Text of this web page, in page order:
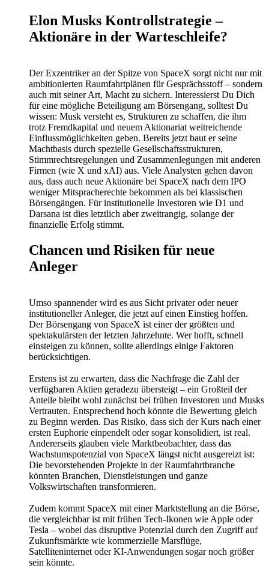
Elon Musks Kontrollstrategie –
Aktionäre in der Warteschleife?
Der Exzentriker an der Spitze von SpaceX sorgt nicht nur mit
ambitionierten Raumfahrtplänen für Gesprächsstoff – sondern
auch mit seiner Art, Macht zu sichern. Interessierst Du Dich
für eine mögliche Beteiligung am Börsengang, solltest Du
wissen: Musk versteht es, Strukturen zu schaffen, die ihm
trotz Fremdkapital und neuem Aktionariat weitreichende
Einflussmöglichkeiten geben. Bereits jetzt baut er seine
Machtbasis durch spezielle Gesellschaftsstrukturen,
Stimmrechtsregelungen und Zusammenlegungen mit anderen
Firmen (wie X und xAI) aus. Viele Analysten gehen davon
aus, dass auch neue Aktionäre bei SpaceX nach dem IPO
weniger Mitspracherechte bekommen als bei klassischen
Börsengängen. Für institutionelle Investoren wie D1 und
Darsana ist dies letztlich aber zweitrangig, solange der
finanzielle Erfolg stimmt.
Chancen und Risiken für neue
Anleger
Umso spannender wird es aus Sicht privater oder neuer
institutioneller Anleger, die jetzt auf einen Einstieg hoffen.
Der Börsengang von SpaceX ist einer der größten und
spektakulärsten der letzten Jahrzehnte. Wer hofft, schnell
einsteigen zu können, sollte allerdings einige Faktoren
berücksichtigen.
Erstens ist zu erwarten, dass die Nachfrage die Zahl der
verfügbaren Aktien geradezu übersteigt – ein Großteil der
Anteile bleibt wohl zunächst bei frühen Investoren und Musks
Vertrauten. Entsprechend hoch könnte die Bewertung gleich
zu Beginn werden. Das Risiko, dass sich der Kurs nach einer
ersten Euphorie einpendelt oder sogar konsolidiert, ist real.
Andererseits glauben viele Marktbeobachter, dass das
Wachstumspotenzial von SpaceX längst nicht ausgereizt ist:
Die bevorstehenden Projekte in der Raumfahrtbranche
könnten Branchen, Dienstleistungen und ganze
Volkswirtschaften transformieren.
Zudem kommt SpaceX mit einer Marktstellung an die Börse,
die vergleichbar ist mit frühen Tech-Ikonen wie Apple oder
Tesla – wobei das disruptive Potenzial durch den Zugriff auf
Zukunftsmärkte wie kommerzielle Marsflüge,
Satelliteninternet oder KI-Anwendungen sogar noch größer
sein könnte.